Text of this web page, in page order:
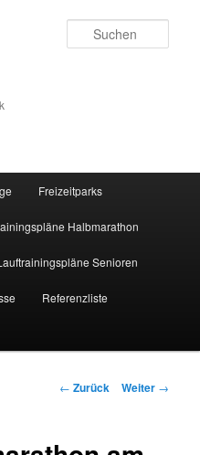
Freizeitparks
Halbmarathon
Senioren
Referenzliste
Beitragsnavigation
← Zurück Weiter →